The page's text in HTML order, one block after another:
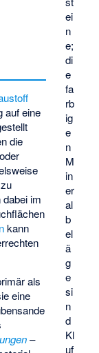
ei
n
e;
di
e
fa
rb
ig
e
n
M
in
er
al
b
el
ä
g
e
si
n
d
Kl
uf
auf eine
die
im
kann
als
eine
–